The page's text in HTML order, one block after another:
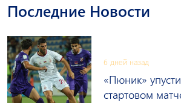
Последние Новости
6 дней назад
«Пюник»
стартовом